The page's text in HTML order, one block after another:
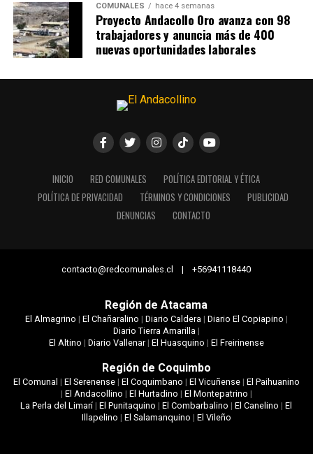
COMUNALES hace 4 semanas
Proyecto Andacollo Oro avanza con 98
trabajadores y anuncia más de 400
nuevas oportunidades laborales
INICIO RED COMUNALES
POLÍTICA EDITORIAL Y ÉTICA
POLÍTICA DE PRIVACIDAD
TÉRMINOS Y CONDICIONES
PUBLICIDAD
DENUNCIAS
CONTACTO
contacto@redcomunales.cl | +56941118440
Región de Atacama
El Almagrino | El Chañaralino | Diario Caldera | Diario El Copiapino |
Diario Tierra Amarilla |
El Altino | Diario Vallenar| El Huasquino | El Freirinense
Región de Coquimbo
El Comunal | El Serenense| El Coquimbano | El Vicuñense| El Paihuanino
| El Andacollino | El Hurtadino | El Montepatrino |
La Perla del Limarí|El Punitaquino |El Combarbalino |El Canelino |El
Illapelino | El Salamanquino | El Vileño